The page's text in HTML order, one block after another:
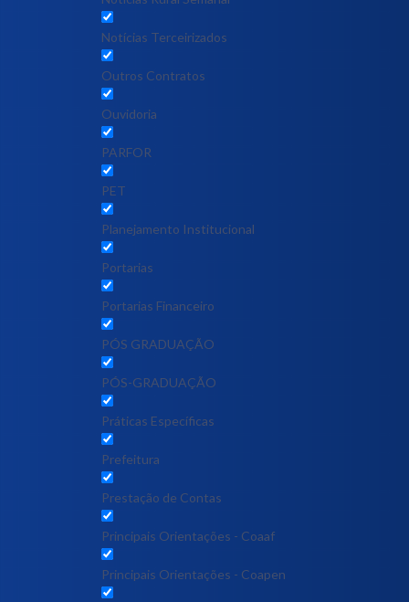
Notícias Terceirizados
Outros Contratos
Ouvidoria
PARFOR
PET
Planejamento Institucional
Portarias
Portarias Financeiro
PÓS GRADUAÇÃO
PÓS-GRADUAÇÃO
Práticas Específicas
Prefeitura
Prestação de Contas
Principais Orientações - Coaaf
Principais Orientações - Coapen